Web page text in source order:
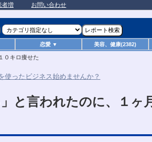
者増 お問い合わせ
恋愛 ▼ 美容、健康(2382)
０キロ痩せた
と言われたのに、１ヶ